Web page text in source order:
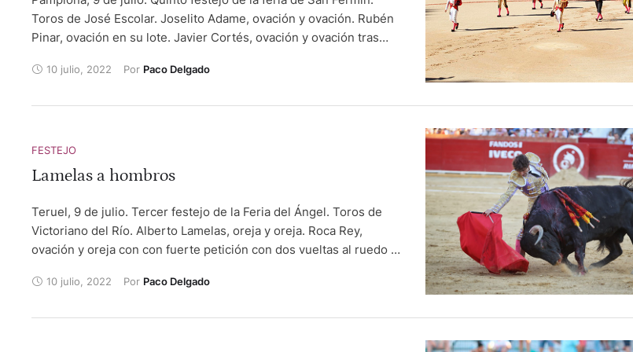
Toros de José Escolar. Joselito Adame, ovación y ovación. Rubén
Pinar, ovación en su lote. Javier Cortés, ovación y ovación tras
10 julio, 2022 Por Paco Delgado
FESTEJO
Lamelas a hombros
Teruel, 9 de julio. Tercer festejo de la Feria del Ángel. Toros de
Victoriano del Río. Alberto Lamelas, oreja y oreja. Roca Rey,
ovación y oreja con con fuerte petición con dos vueltas al ruedo y
10 julio, 2022 Por Paco Delgado